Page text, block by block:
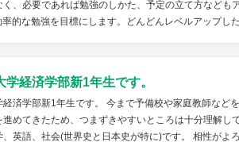
く、必要であれば勉強のしかた、予定の立て方なども
率的な勉強を目標にします。どんどんレベルアップし
学経済学部新1年生です。
経済学部新1年生です。 今まで予備校や家庭教師など
進めてきたため、つまずきやすいところは十分理解し
、英語、社会(世界史と日本史が特に)です。 相性がよ